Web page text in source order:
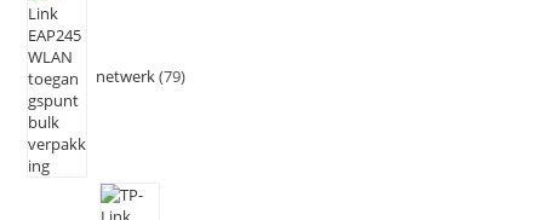
netwerk 79